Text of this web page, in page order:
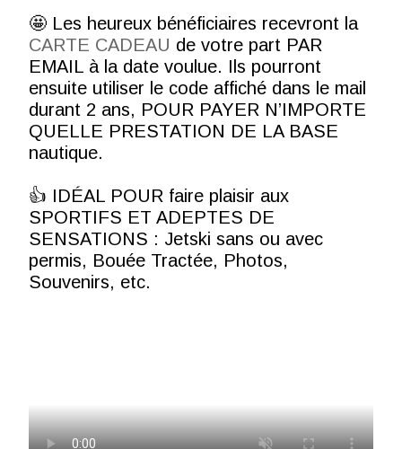
🤩 Les heureux bénéficiaires recevront la
CARTE CADEAU de votre part PAR
EMAIL à la date voulue. Ils pourront
ensuite utiliser le code affiché dans le mail
durant 2 ans, POUR PAYER N’IMPORTE
QUELLE PRESTATION DE LA BASE
nautique.
👍 IDÉAL POUR faire plaisir aux
SPORTIFS ET ADEPTES DE
SENSATIONS : Jetski sans ou avec
permis, Bouée Tractée, Photos,
Souvenirs, etc.